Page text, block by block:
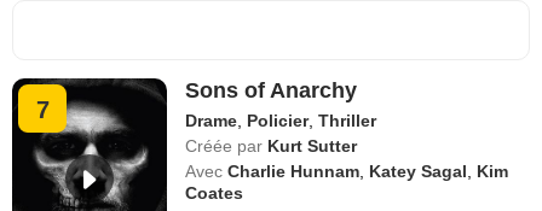
7
Sons of Anarchy
Drame Policier,Thriller
Créée par Kurt Sutter
Avec Charlie Hunnam Katey Sagal
Kim
Coates